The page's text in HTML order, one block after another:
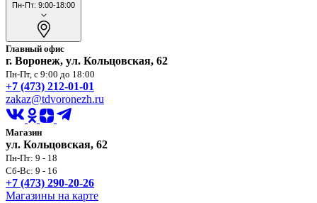
Пн-Пт: 9:00-18:00
Главный офис
г. Воронеж, ул. Кольцовская, 62
Пн-Пт, с 9:00 до 18:00
+7 (473) 212-01-01
zakaz@tdvoronezh.ru
Магазин
ул. Кольцовская, 62
Пн-Пт: 9 - 18
Сб-Вс: 9 - 16
+7 (473) 290-20-26
Магазины на карте